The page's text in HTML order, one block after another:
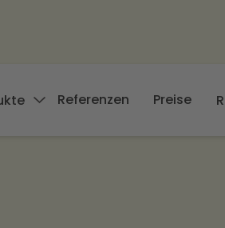
Referenzen Preise